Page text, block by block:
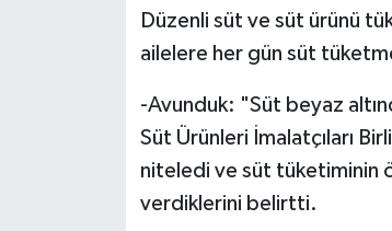
Düzenli süt ve süt ürünü
ailelere her gün süt
-Avunduk: "Süt beyaz
Süt Ürünleri İmalatçıları
niteledi ve süt tüketiminin
verdiklerini belirtti.